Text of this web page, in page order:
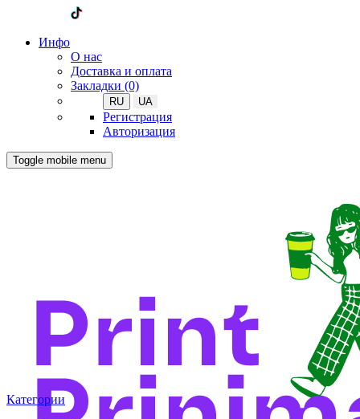
Инфо
О нас
Доставка и оплата
Закладки (0)
RU UA
Регистрация
Авторизация
Toggle mobile menu
Категории